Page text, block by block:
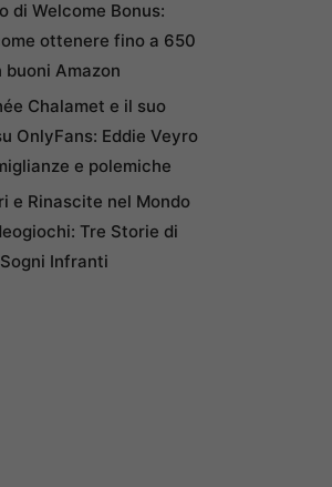
di Welcome Bonus:
ottenere fino a 650
buoni Amazon
Chalamet e il suo
OnlyFans: Eddie Veyro
e polemiche
e Rinascite nel Mondo
Tre Storie di
Infranti